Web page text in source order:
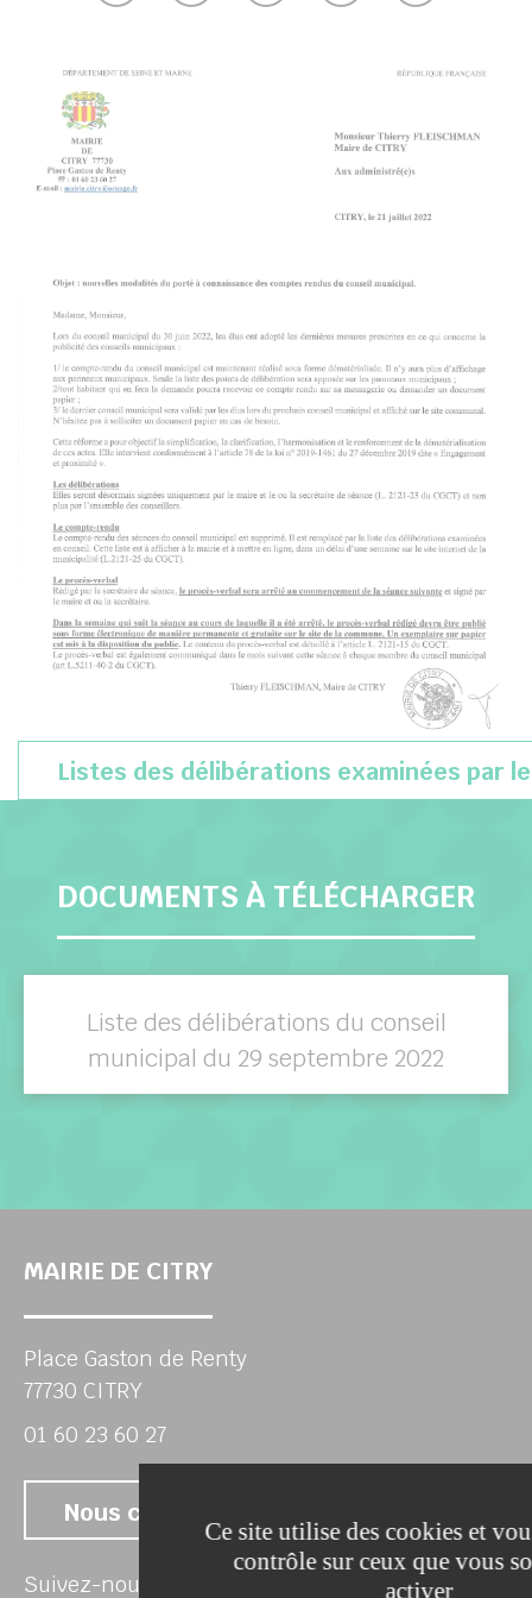
Listes des délibérations examinées par
DOCUMENTS À TÉLÉCHARGER
Liste des délibérations du conseil
municipal du 29 septembre 2022
MAIRIE DE CITRY
Place Gaston de Renty
77730 CITRY
01 60 23 60 27
Nous contacter
Suivez-nous
Ce site utilise des cookies et
contrôle sur ceux que vous
activer